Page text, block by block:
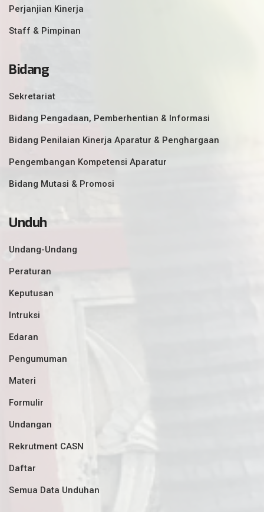
Perjanjian Kinerja
Staff & Pimpinan
Bidang
Sekretariat
Bidang Pengadaan, Pemberhentian & Informasi
Bidang Penilaian Kinerja Aparatur & Penghargaan
Pengembangan Kompetensi Aparatur
Bidang Mutasi & Promosi
Unduh
Undang-Undang
Peraturan
Keputusan
Intruksi
Edaran
Pengumuman
Materi
Formulir
Undangan
Rekrutment CASN
Daftar
Semua Data Unduhan